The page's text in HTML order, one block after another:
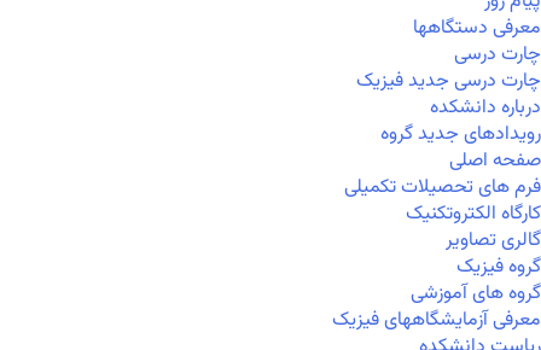
معرفی دستگاهها
چارت درسی
چارت درسی جدید فیزیک
درباره دانشکده
رویدادهای جدید گروه
صفحه اصلی
فرم های تحصیلات تکمیلی
کارگاه الکتروتکنیک
گالری تصاویر
گروه فیزیک
گروه های آموزشی
معرفی آزمایشگاههای فیزیک